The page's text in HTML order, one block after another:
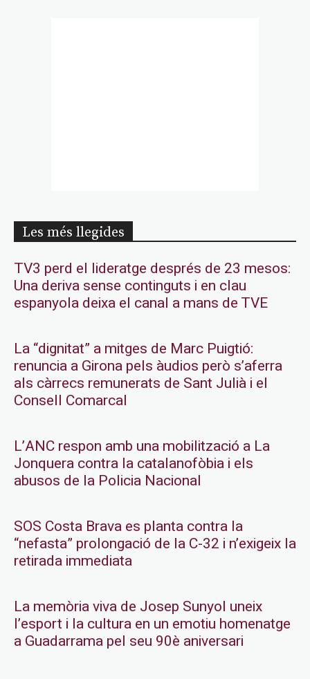
Les més llegides
TV3 perd el lideratge després de 23 mesos:
Una deriva sense continguts i en clau
espanyola deixa el canal a mans de TVE
La “dignitat” a mitges de Marc Puigtió:
renuncia a Girona pels àudios però s’aferra
als càrrecs remunerats de Sant Julià i el
Consell Comarcal
L’ANC respon amb una mobilització a La
Jonquera contra la catalanofòbia i els
abusos de la Policia Nacional
SOS Costa Brava es planta contra la
“nefasta” prolongació de la C-32 i n’exigeix la
retirada immediata
La memòria viva de Josep Sunyol uneix
l’esport i la cultura en un emotiu homenatge
a Guadarrama pel seu 90è aniversari